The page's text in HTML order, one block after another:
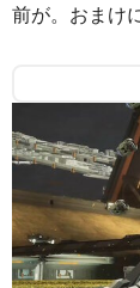
前が。おまけ